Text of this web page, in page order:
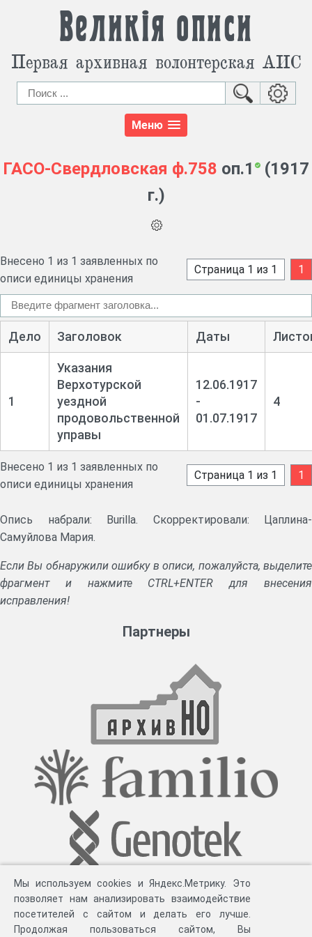
Великія описи
Первая архивная волонтерская АИС
Меню
ГАСО-Свердловская ф.758 оп.1
(1917
г.)
Внесено 1 из 1 заявленных по
описи единицы хранения
Страница 1 из 1 1
Дело Заголовок Даты
1
Указания
Верхотурской
уездной
продовольственной
управы
12.06.1917
-
01.07.1917
4
Внесено 1 из 1 заявленных по
описи единицы хранения
Страница 1 из 1 1
Опись набрали: Burilla. Скорректировали: Цаплина-
Самуйлова Мария.
Если Вы обнаружили ошибку в описи, пожалуйста, выделите
фрагмент и нажмите CTRL+ENTER для внесения
исправления!
Партнеры
Мы используем cookies и Яндекс.Метрику. Это
позволяет нам анализировать взаимодействие
посетителей с сайтом и делать его лучше.
Продолжая пользоваться сайтом, Вы